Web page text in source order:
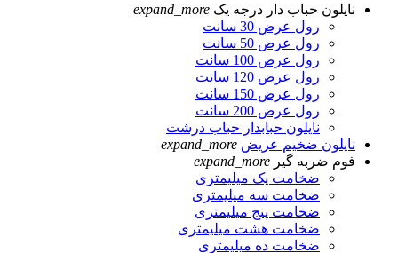
نایلون حباب دار درجه یک expand_more
رول عرض 30 سانت
رول عرض 50 سانت
رول عرض 100 سانت
رول عرض 120 سانت
رول عرض 150 سانت
رول عرض 200 سانت
نایلون حبابدار حباب درشت
نایلون ضخیم عریض expand_more
فوم ضربه گیر expand_more
ضخامت یک میلیمتری
ضخامت سه میلیمتری
ضخامت پنج میلیمتری
ضخامت هشت میلیمتری
ضخامت ده میلیمتری